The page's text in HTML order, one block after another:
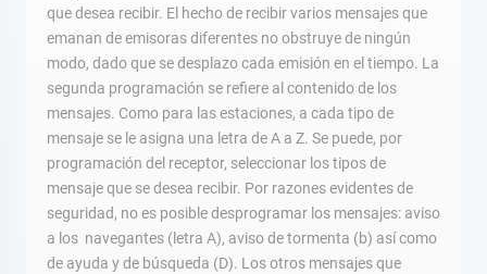
que desea recibir. El hecho de recibir varios mensajes que
emanan de emisoras diferentes no obstruye de ningún
modo, dado que se desplazo cada emisión en el tiempo. La
segunda programación se refiere al contenido de los
mensajes. Como para las estaciones, a cada tipo de
mensaje se le asigna una letra de A a Z. Se puede, por
programación del receptor, seleccionar los tipos de
mensaje que se desea recibir. Por razones evidentes de
seguridad, no es posible desprogramar los mensajes: aviso
a los navegantes (letra A), aviso de tormenta (b) así como
de ayuda y de búsqueda (D). Los otros mensajes que